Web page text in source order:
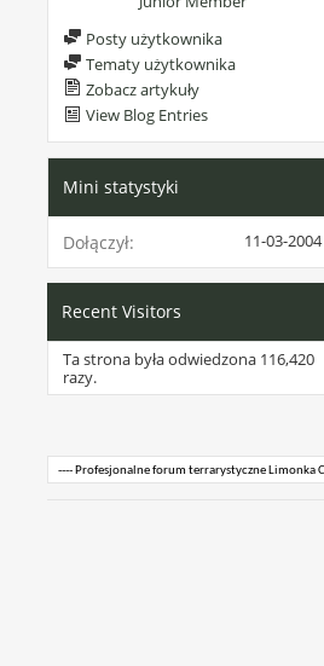
Posty użytkownika
Tematy użytkownika
Zobacz artykuły
View Blog Entries
Mini statystyki
Dołączył 11-03-2004
Recent Visitors
Ta strona była odwiedzona 116,420
razy.